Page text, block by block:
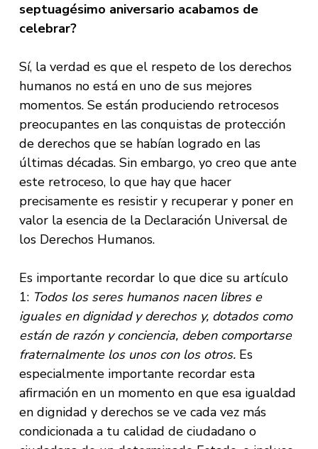
septuagésimo aniversario acabamos de
celebrar?
Sí, la verdad es que el respeto de los derechos
humanos no está en uno de sus mejores
momentos. Se están produciendo retrocesos
preocupantes en las conquistas de protección
de derechos que se habían logrado en las
últimas décadas. Sin embargo, yo creo que ante
este retroceso, lo que hay que hacer
precisamente es resistir y recuperar y poner en
valor la esencia de la Declaración Universal de
los Derechos Humanos.
Es importante recordar lo que dice su artículo
1: Todos los seres humanos nacen libres e
iguales en dignidad y derechos y, dotados como
están de razón y conciencia, deben comportarse
fraternalmente los unos con los otros.Es
especialmente importante recordar esta
afirmación en un momento en que esa igualdad
en dignidad y derechos se ve cada vez más
condicionada a tu calidad de ciudadano o